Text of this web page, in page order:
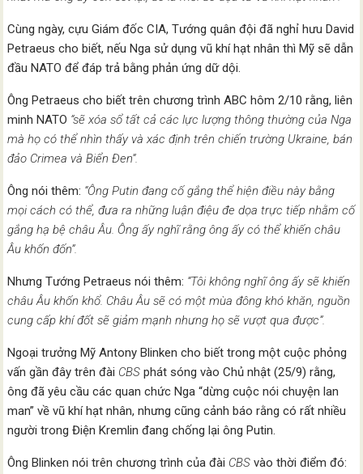
Cùng ngày, cựu Giám đốc CIA, Tướng quân đội đã nghỉ hưu David
Petraeus cho biết, nếu Nga sử dụng vũ khí hạt nhân thì Mỹ sẽ dẫn
đầu NATO để đáp trả bằng phản ứng dữ dội.
Ông Petraeus cho biết trên chương trình ABC hôm 2/10 rằng, liên
minh NATO “sẽ xóa sổ tất cả các lực lượng thông thường của Nga
mà họ có thể nhìn thấy và xác định trên chiến trường Ukraine, bán
đảo Crimea và Biển Đen”.
Ông nói thêm: “Ông Putin đang cố gắng thể hiện điều này bằng
mọi cách có thể, đưa ra những luận điệu đe dọa trực tiếp nhằm cố
gắng hạ bệ châu Âu. Ông ấy nghĩ rằng ông ấy có thể khiến châu
Âu khốn đốn”.
Nhưng Tướng Petraeus nói thêm: “Tôi không nghĩ ông ấy sẽ khiến
châu Âu khốn khổ. Châu Âu sẽ có một mùa đông khó khăn, nguồn
cung cấp khí đốt sẽ giảm mạnh nhưng họ sẽ vượt qua được”.
Ngoại trưởng Mỹ Antony Blinken cho biết trong một cuộc phỏng
vấn gần đây trên đài CBS phát sóng vào Chủ nhật (25/9) rằng,
ông đã yêu cầu các quan chức Nga “dừng cuộc nói chuyện lan
man” về vũ khí hạt nhân, nhưng cũng cảnh báo rằng có rất nhiều
người trong Điện Kremlin đang chống lại ông Putin.
Ông Blinken nói trên chương trình của đài CBS vào thời điểm đó: